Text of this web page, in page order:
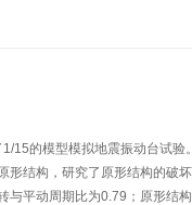
15的模型模拟地震振动台试验
结构，研究了原形结构的破
平动周期比为0.79；原形结